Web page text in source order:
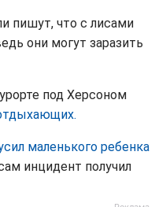
пишут, что с лисами
они могут заразить
под Херсоном
маленького ребенка
инцидент получил